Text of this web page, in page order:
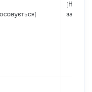
[Не